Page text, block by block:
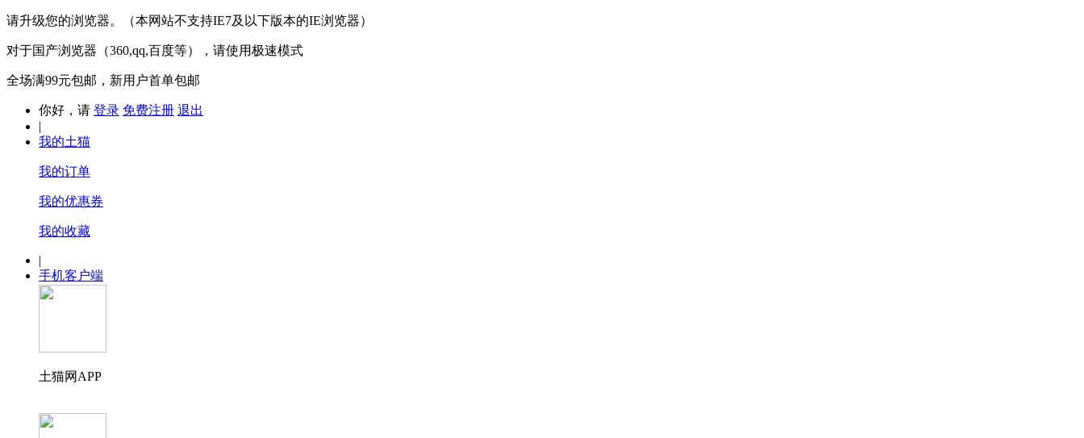
请升级您的浏览器。（本网站不支持IE7及以下版本的IE浏览器）
对于国产浏览器（360,qq,百度等），请使用极速模式
全场满99元包邮，新用户首单包邮
你好，请 登录 免费注册 退出
|
我的土猫
我的订单
我的优惠券
我的收藏
|
手机客户端
土猫网APP